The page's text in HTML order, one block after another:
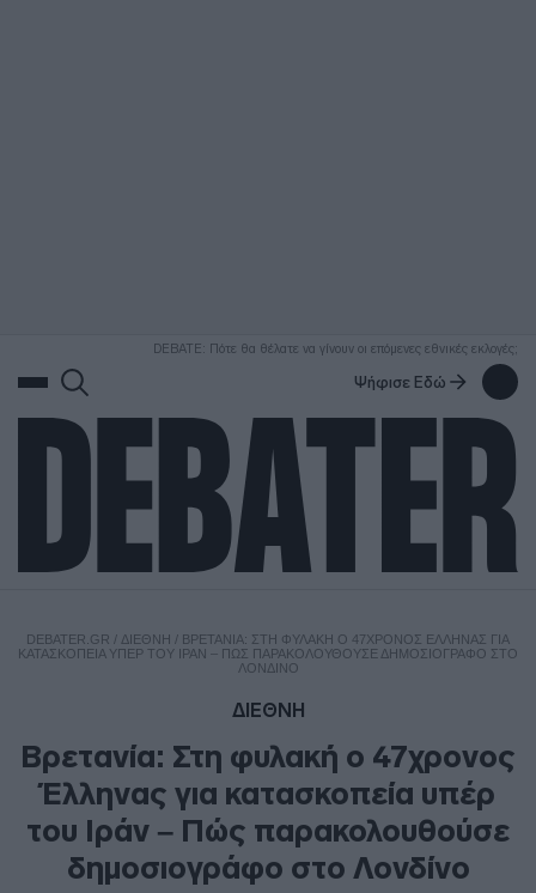
DEBATE: Πότε θα θέλατε να γίνουν οι επόμενες εθνικές εκλογές;
Ψήφισε Εδώ
DEBATER.GR / ΔΙΕΘΝΗ / ΒΡΕΤΑΝΊΑ: ΣΤΗ ΦΥΛΑΚΉ Ο 47ΧΡΟΝΟΣ ΈΛΛΗΝΑΣ ΓΙΑ
ΚΑΤΑΣΚΟΠΕΊΑ ΥΠΈΡ ΤΟΥ ΙΡΆΝ – ΠΏΣ ΠΑΡΑΚΟΛΟΥΘΟΎΣΕ ΔΗΜΟΣΙΟΓΡΆΦΟ ΣΤΟ
ΛΟΝΔΊΝΟ
ΔΙΕΘΝΗ
Βρετανία: Στη φυλακή ο 47χρονος
Έλληνας για κατασκοπεία υπέρ
του Ιράν – Πώς παρακολουθούσε
δημοσιογράφο στο Λονδίνο